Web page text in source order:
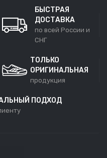
БЫСТРАЯ
ДОСТАВКА
по всей России и
СНГ
ТОЛЬКО
ОРИГИНАЛЬНАЯ
продукция
ПОДХОД